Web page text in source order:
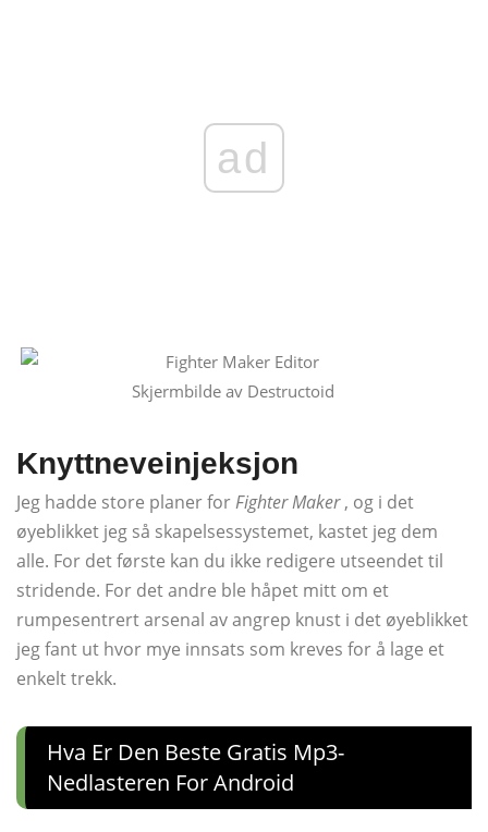
ad
Skjermbilde av Destructoid
Knyttneveinjeksjon
Jeg hadde store planer forFighter Maker, og i det
øyeblikket jeg så skapelsessystemet, kastet jeg dem
alle. For det første kan du ikke redigere utseendet til
stridende. For det andre ble håpet mitt om et
rumpesentrert arsenal av angrep knust i det øyeblikket
jeg fant ut hvor mye innsats som kreves for å lage et
enkelt trekk.
Hva Er Den Beste Gratis Mp3-
Nedlasteren For Android